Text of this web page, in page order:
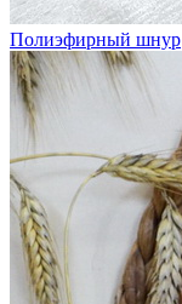
Полиэфирный шнур